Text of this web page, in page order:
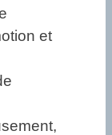
et